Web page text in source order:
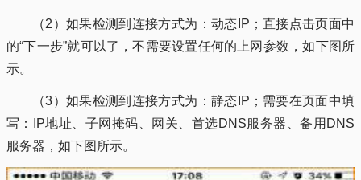
（2）如果检测到连接方式为：动态IP；直接点击页面中
的“下一步”就可以了，不需要设置任何的上网参数，如下图所
示。
（3）如果检测到连接方式为：静态IP；需要在页面中填
写：IP地址、子网掩码、网关、首选DNS服务器、备用DNS
服务器，如下图所示。